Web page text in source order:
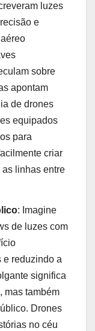
luzes
e
sobre
apontam
de drones
equipados
para
criar
linhas entre
: Imagine
de luzes com
e reduzindo a
significa
mas também
Drones
no céu